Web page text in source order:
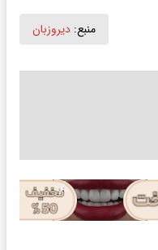
منبع: دیروزبان